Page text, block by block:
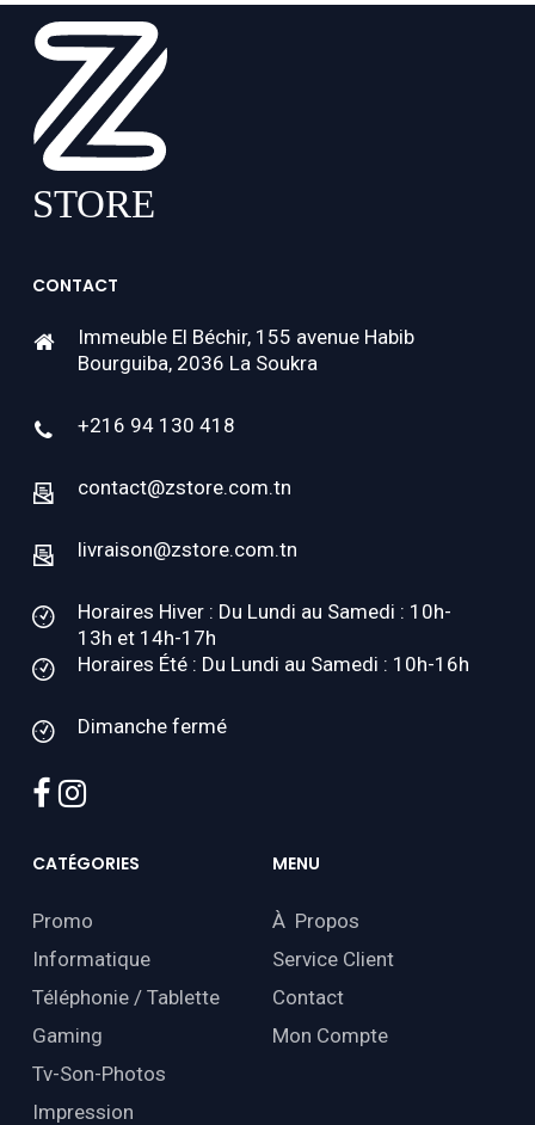
CONTACT
Immeuble El Béchir, 155 avenue Habib
Bourguiba, 2036 La Soukra
+216 94 130 418
contact@zstore.com.tn
livraison@zstore.com.tn
Horaires Hiver : Du Lundi au Samedi : 10h-
13h et 14h-17h
Horaires Été : Du Lundi au Samedi : 10h-16h
Dimanche fermé
facebook
instagram
CATÉGORIES
Promo
Informatique
Téléphonie / Tablette
Gaming
Tv-Son-Photos
Impression
MENU
À Propos
Service Client
Contact
Mon Compte